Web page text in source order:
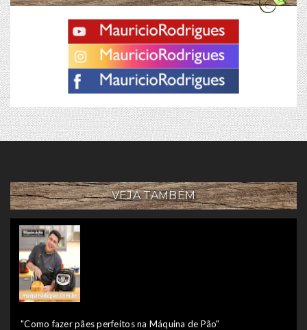
VEJA TAMBÉM
"Como fazer pães perfeitos na Máquina de Pão"